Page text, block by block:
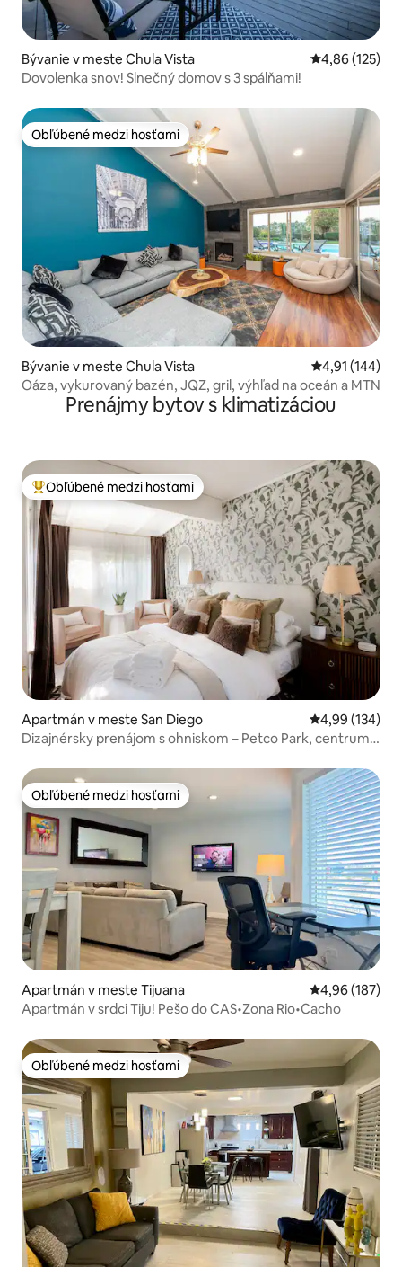
Bývanie v meste Chula Vista Priemerné
4,86 (125)
Dovolenka snov! Slnečný domov s 3 spálňami!
Obľúbené medzi hosťami
Obľúbené medzi hosťami
Bývanie v meste Chula Vista Priemerné
4,91 (144)
Oáza, vykurovaný bazén, JQZ, gril, výhľad na oceán a MTN
Prenájmy bytov s klimatizáciou
Najobľúbenejšie medzi hosťami
Obľúbené medzi hosťami
Apartmán v meste San Diego Priemerné
4,99 (134)
Dizajnérsky prenájom s ohniskom – Petco Park, centrum
Obľúbené medzi hosťami
Obľúbené medzi hosťami
Apartmán v meste Tijuana Priemerné
4,96 (187)
Apartmán v srdci Tiju! Pešo do CAS•Zona Rio•Cacho
Obľúbené medzi hosťami
Obľúbené medzi hosťami